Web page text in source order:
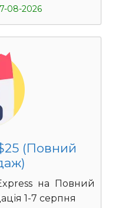
08-2026
(Повний
на Повний
1-7 серпня